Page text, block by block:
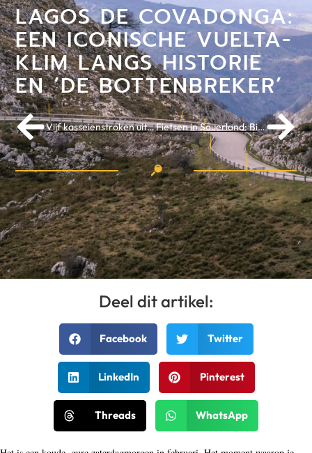
LAGOS DE COVADONGA:
EEN ICONISCHE VUELTA-
KLIM LANGS HISTORIE
EN ‘DE BOTTENBREKER’
Vijf kasseienstroken uit Parijs-Roubaix die je gereden moet hebben Fietsen in Sauerland: Bike arena op steenworp afstand
Deel dit artikel:
Facebook Twitter
LinkedIn Pinterest
Threads WhatsApp